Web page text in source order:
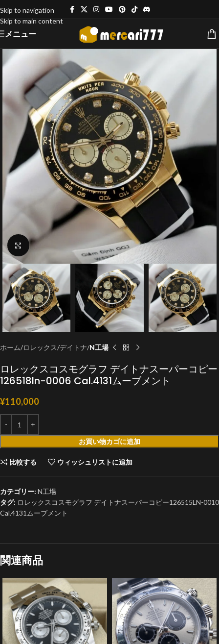
Skip to navigation
Skip to main content
メニュー
クリックで拡大
ホーム ロレックス デイトナ N工場
ロレックスコスモグラフ デイトナスーパーコピー
126518ln-0006 Cal.4131ムーブメント
¥110,000
お買い物カゴに追加
比較する ウィッシュリストに追加
カテゴリー: N工場
タグ: ロレックスコスモグラフ デイトナスーパーコピー126515LN-0010
Cal.4131ムーブメント
関連商品